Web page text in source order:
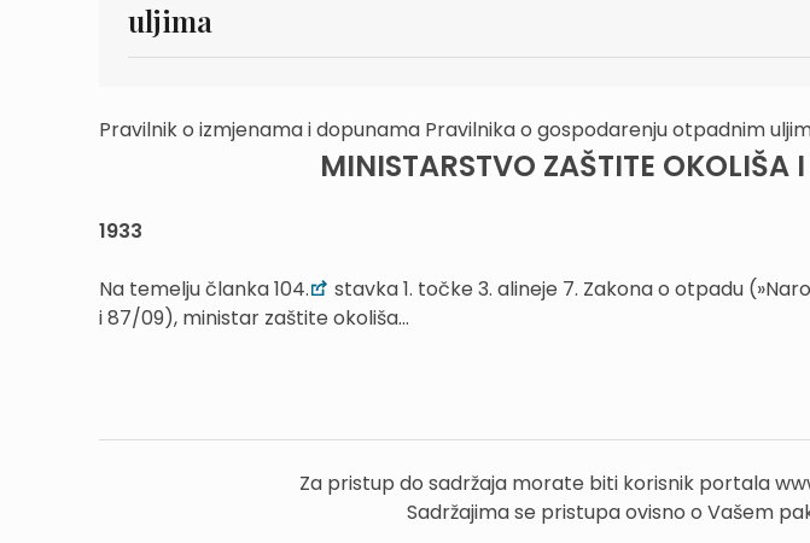
uljima
Pravilnik o izmjenama i dopunama Pravilnika o gospodarenju otpadnim
MINISTARSTVO ZAŠTITE OKOLIŠA
1933
Na temelju članka 104.
stavka 1. točke 3. alineje 7. Zakona o otpadu
i 87/09), ministar zaštite okoliša...
Za pristup do sadržaja morate biti korisnik portala
Sadržajima se pristupa ovisno o Vašem